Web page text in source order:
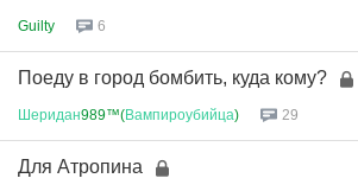
Guilty 6
Поеду в город бомбить, куда кому?
Шеридан989™(Вампироубийца) 29
Для Атропина